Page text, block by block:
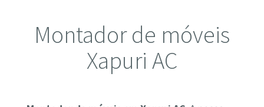
Montador de móveis
Xapuri AC